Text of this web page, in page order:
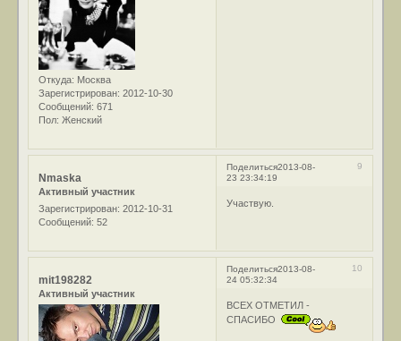
Откуда: Москва
Зарегистрирован: 2012-10-30
Сообщений: 671
Пол: Женский
Поделиться 9
2013-08-
23 23:34:19
Nmaska
Активный участник
Зарегистрирован: 2012-10-31
Сообщений: 52
Участвую.
Поделиться 10
2013-08-
24 05:32:34
mit198282
Активный участник
ВСЕХ ОТМЕТИЛ -
СПАСИБО